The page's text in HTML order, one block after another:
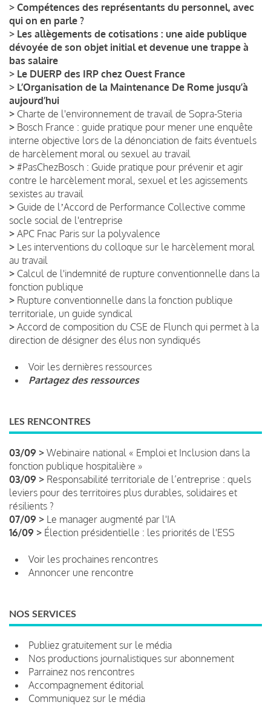
> Compétences des représentants du personnel, avec
qui on en parle ?
> Les allègements de cotisations : une aide publique
dévoyée de son objet initial et devenue une trappe à
bas salaire
> Le DUERP des IRP chez Ouest France
> L’Organisation de la Maintenance De Rome jusqu’à
aujourd’hui
> Charte de l'environnement de travail de Sopra-Steria
> Bosch France : guide pratique pour mener une enquête
interne objective lors de la dénonciation de faits éventuels
de harcèlement moral ou sexuel au travail
> #PasChezBosch : Guide pratique pour prévenir et agir
contre le harcèlement moral, sexuel et les agissements
sexistes au travail
> Guide de lʼAccord de Performance Collective comme
socle social de l'entreprise
> APC Fnac Paris sur la polyvalence
> Les interventions du colloque sur le harcèlement moral
au travail
> Calcul de l'indemnité de rupture conventionnelle dans la
fonction publique
> Rupture conventionnelle dans la fonction publique
territoriale, un guide syndical
> Accord de composition du CSE de Flunch qui permet à la
direction de désigner des élus non syndiqués
Voir les dernières ressources
Partagez des ressources
LES RENCONTRES
03/09 > Webinaire national « Emploi et Inclusion dans la
fonction publique hospitalière »
03/09 > Responsabilité territoriale de l’entreprise : quels
leviers pour des territoires plus durables, solidaires et
résilients ?
07/09 > Le manager augmenté par l'IA
16/09 > Élection présidentielle : les priorités de l'ESS
Voir les prochaines rencontres
Annoncer une rencontre
NOS SERVICES
Publiez gratuitement sur le média
Nos productions journalistiques sur abonnement
Parrainez nos rencontres
Accompagnement éditorial
Communiquez sur le média